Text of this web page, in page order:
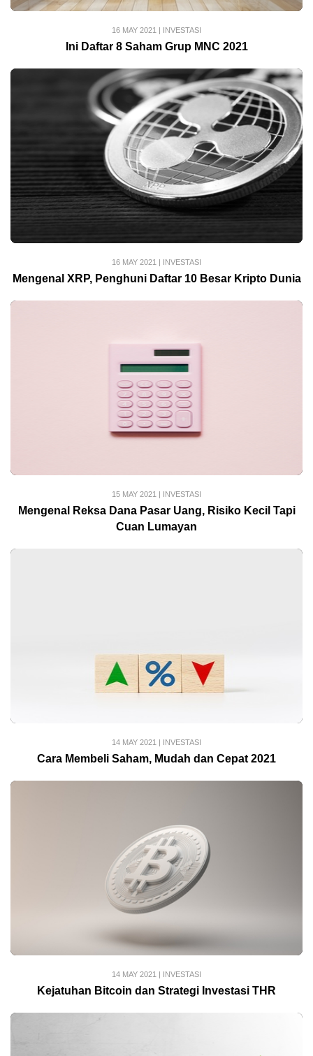
16 MAY 2021 | INVESTASI
Ini Daftar 8 Saham Grup MNC 2021
16 MAY 2021 | INVESTASI
Mengenal XRP, Penghuni Daftar 10 Besar Kripto Dunia
15 MAY 2021 | INVESTASI
Mengenal Reksa Dana Pasar Uang, Risiko Kecil Tapi
Cuan Lumayan
14 MAY 2021 | INVESTASI
Cara Membeli Saham, Mudah dan Cepat 2021
14 MAY 2021 | INVESTASI
Kejatuhan Bitcoin dan Strategi Investasi THR